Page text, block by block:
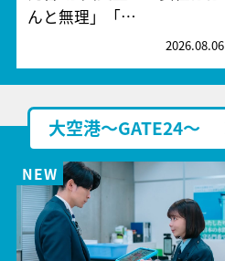
んと無理」「…
2026.08.06
大空港～GATE24～